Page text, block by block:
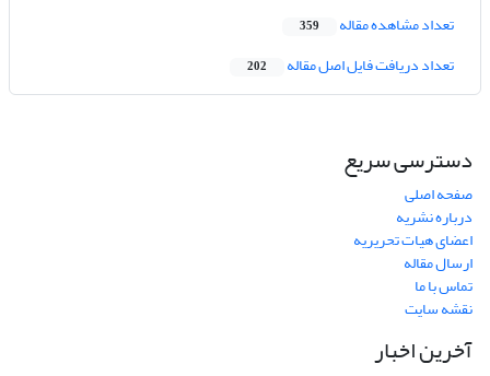
تعداد مشاهده مقاله 359
تعداد دریافت فایل اصل مقاله 202
دسترسی سریع
صفحه اصلی
درباره نشریه
اعضای هیات تحریریه
ارسال مقاله
تماس با ما
نقشه سایت
آخرین اخبار